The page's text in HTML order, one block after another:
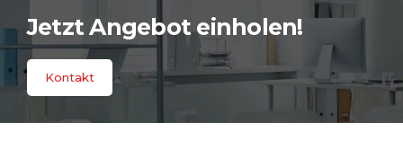
Jetzt Angebot einholen!
Kontakt